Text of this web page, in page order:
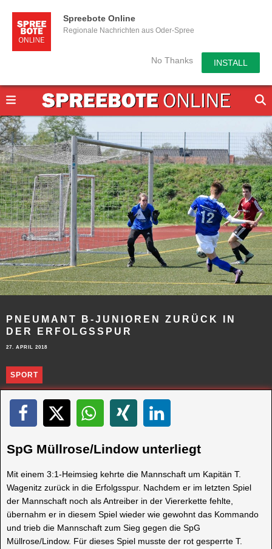
Spreebote Online
Regionale Nachrichten aus Oder-Spree
No Thanks INSTALL
PNEUMANT B-JUNIOREN ZURÜCK IN
DER ERFOLGSSPUR
27. APRIL 2018
SPORT
SpG Müllrose/Lindow unterliegt
Mit einem 3:1-Heimsieg kehrte die Mannschaft um Kapitän T.
Wagenitz zurück in die Erfolgsspur. Nachdem er im letzten Spiel
der Mannschaft noch als Antreiber in der Viererkette fehlte,
übernahm er in diesem Spiel wieder wie gewohnt das Kommando
und trieb die Mannschaft zum Sieg gegen die SpG
Müllrose/Lindow. Für dieses Spiel musste der rot gesperrte T.